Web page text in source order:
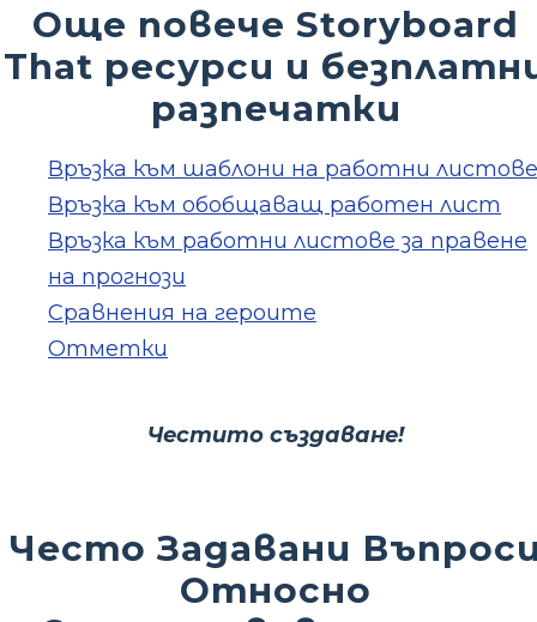
Още повече Storyboard
That ресурси и
разпечатки
Връзка към шаблони на работни листове
Връзка към обобщаващ работен лист
Връзка към работни листове за правене
на прогнози
Сравнения на героите
Отметки
Честито създаване!
Често Задавани
Относно